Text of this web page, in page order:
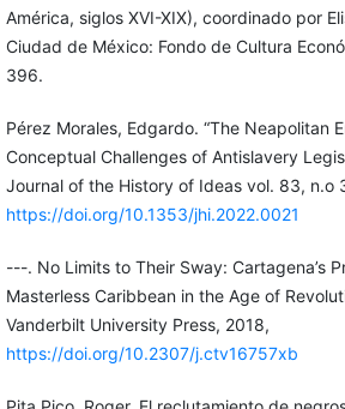
América, siglos XVI-XIX), coordinado por
Ciudad de México: Fondo de Cultura
396.
Pérez Morales, Edgardo. “The Neapolitan
Conceptual Challenges of Antislavery
Journal of the History of Ideas vol. 83, n.o
https://doi.org/10.1353/jhi.2022.0021
---. No Limits to Their Sway: Cartagena’s
Masterless Caribbean in the Age of
Vanderbilt University Press, 2018,
https://doi.org/10.2307/j.ctv16757xb